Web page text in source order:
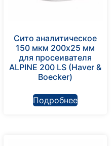
Сито аналитическое
150 мкм 200х25 мм
для просеивателя
ALPINE 200 LS (Haver &
Boecker)
Подробнее